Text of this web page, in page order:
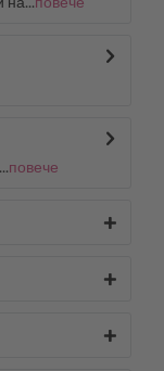
на...повече
повече